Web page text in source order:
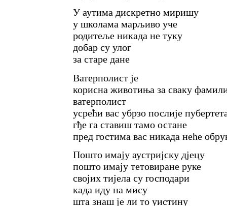
У аутима дискретно миришу
у школама марљиво уче
родитеље никада не туку
добар су улог
за старе дане
Ватерполист је
корисна животиња за сваку
ватерполист
усрећи вас убрзо послије
гђе га ставиш тамо остане
пред гостима вас никада неће
Пошто имају аустријску дјецу
пошто имају тетовиране руке
својих тијела су господари
када иду на мису
шта знаш је ли то уистину